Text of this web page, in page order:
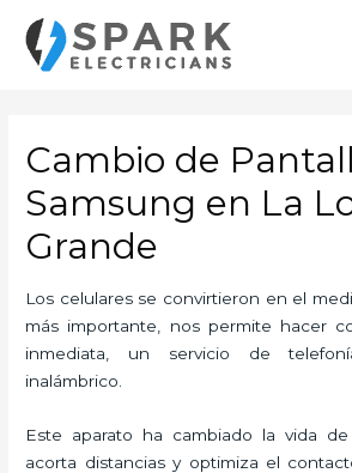
contenido
Cambio de
Samsung en La
Grande
Los celulares se convirtieron en el
más importante, nos permite hacer
inmediata, un servicio de
inalámbrico.
Este aparato ha cambiado la vida de
acorta distancias y optimiza el